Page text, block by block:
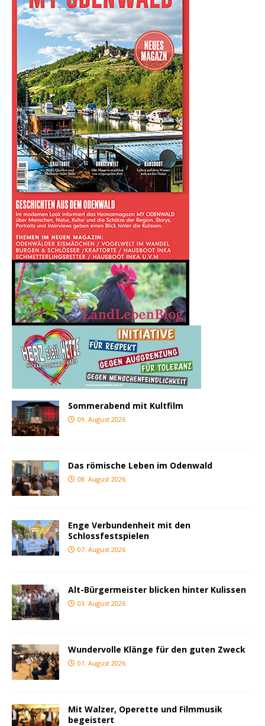
Sommerabend mit Kultfilm
09. August 2026
Das römische Leben im Odenwald
08. August 2026
Enge Verbundenheit mit den
Schlossfestspielen
07. August 2026
Alt-Bürgermeister blicken hinter Kulissen
03. August 2026
Wundervolle Klänge für den guten Zweck
01. August 2026
Mit Walzer, Operette und Filmmusik
begeistert